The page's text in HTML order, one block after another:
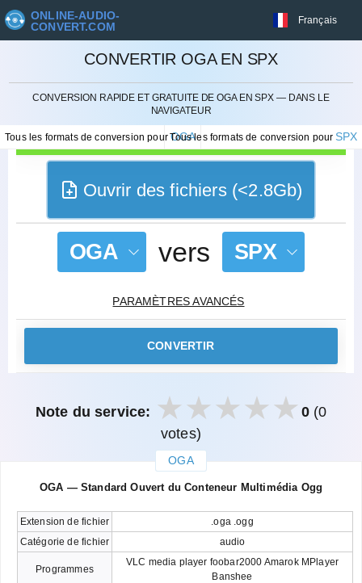
ONLINE-AUDIO-
CONVERT.COM
Français
CONVERTIR OGA EN SPX
CONVERSION RAPIDE ET GRATUITE DE OGA EN SPX — DANS LE
NAVIGATEUR
Tous les formats de conversion pourOGA
Tous les formats de conversion pour SPX
Ouvrir des fichiers (<2.8Gb)
OGA vers SPX
PARAMÈTRES AVANCÉS
CONVERTIR
Note du service: 0(0
votes)
OGA
OGA — Standard Ouvert du Conteneur Multimédia Ogg
Extension de fichier
.oga .ogg
Catégorie de fichier
audio
Programmes
VLC media player foobar2000 Amarok MPlayer
Banshee